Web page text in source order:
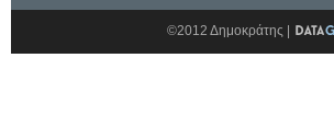
©2012 Δημοκράτης |